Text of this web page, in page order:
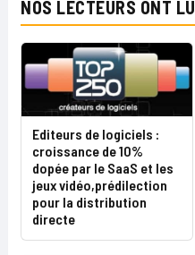
NOS LECTEURS ONT
Editeurs de logiciels :
croissance de 10%
dopée par le SaaS et les
jeux vidéo,prédilection
pour la distribution
directe